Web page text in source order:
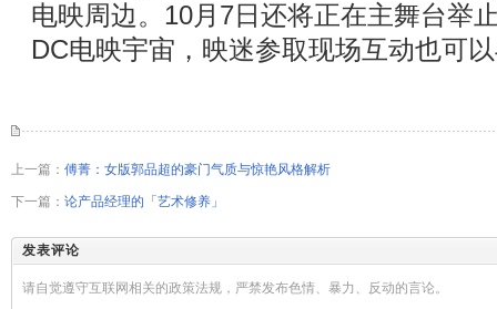
电映周边。10月7日还将正在主舞台举
DC电映宇宙，映迷参取现场互动也可
上一篇： 傅菁：女版郭品超的豪门气质与惊艳风格解析
下一篇： 论产品经理的「艺术修养」
发表评论
请自觉遵守互联网相关的政策法规，严禁发布色情、暴力、反动的言论。